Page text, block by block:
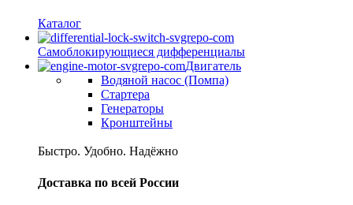
Каталог
Самоблокирующиеся дифференциалы
Двигатель
Водяной насос (Помпа)
Стартера
Генераторы
Кронштейны
Быстро. Удобно. Надёжно
Доставка по всей России